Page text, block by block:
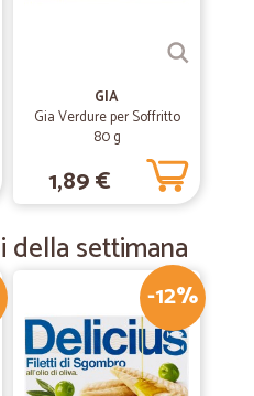
GIA
Gia Verdure per Soffritto
80 g
1,89 €
settimana
-12%